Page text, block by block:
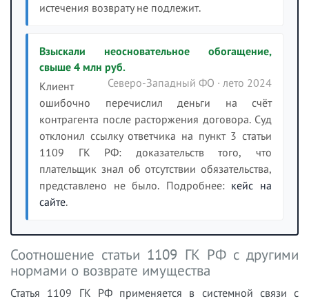
истечения возврату не подлежит.
Взыскали неосновательное обогащение,
свыше 4 млн руб.
Северо-Западный ФО · лето 2024
Клиент
ошибочно перечислил деньги на счёт
контрагента после расторжения договора. Суд
отклонил ссылку ответчика на пункт 3 статьи
1109 ГК РФ: доказательств того, что
плательщик знал об отсутствии обязательства,
представлено не было. Подробнее: кейс на
сайте.
Соотношение статьи 1109 ГК РФ с другими
нормами о возврате имущества
Статья 1109 ГК РФ применяется в системной связи с